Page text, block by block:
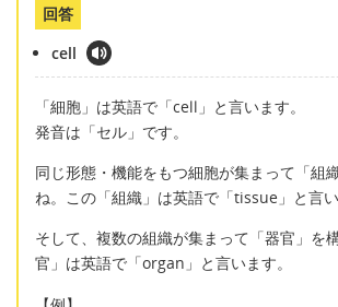
回答
cell
「細胞」は英語で「cell」と言います。
発音は「セル」です。
同じ形態・機能をもつ細胞が集まって「組
ね。この「組織」は英語で「tissue」と言い
そして、複数の組織が集まって「器官」を
官」は英語で「organ」と言います。